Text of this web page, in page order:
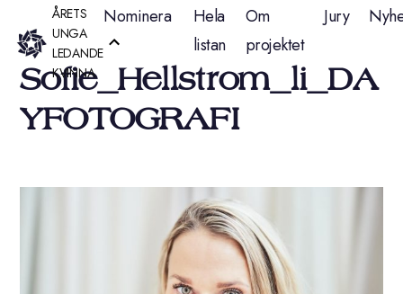
Hoppa
till
innehåll
ÅRETS
UNGA
LEDANDE
KVINNA
Nominera
Hela
listan
Om
projektet
Jury
Sofie_Hellstrom_li_DA
YFOTOGRAFI